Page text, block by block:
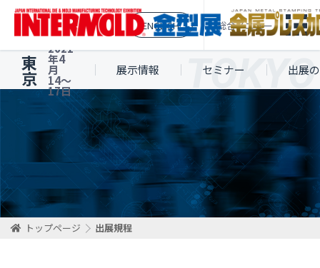
ENGLISH 総合メニュー
東
京
2021
年4
月
14〜
17日
展示情報 セミナー 出展
トップページ 出展規程